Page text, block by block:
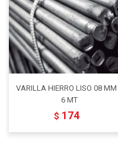
VARILLA HIERRO LISO 08 MM
6 MT
$ 174